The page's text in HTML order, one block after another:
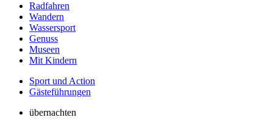
Radfahren
Wandern
Wassersport
Genuss
Museen
Mit Kindern
Sport und Action
Gästeführungen
übernachten